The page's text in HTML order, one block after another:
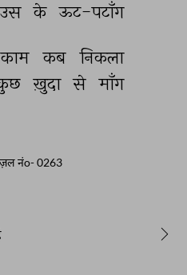
उस के ऊट-पटाँग
काम कब
निकला
ख़ुदा से माँग
नंo- 0263